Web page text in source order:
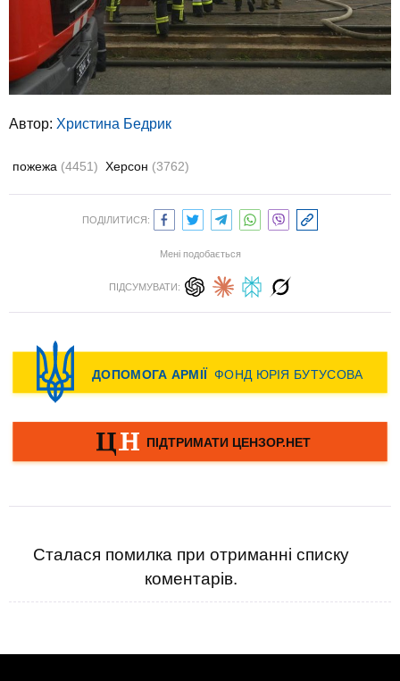
Автор: Христина Бедрик
пожежа (4451) Херсон (3762)
ПОДІЛИТИСЯ:
Мені подобається
ПІДСУМУВАТИ:
Сталася помилка при отриманні списку
коментарів.